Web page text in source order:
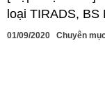
loại TIRADS, BS
01/09/2020 Chuyên